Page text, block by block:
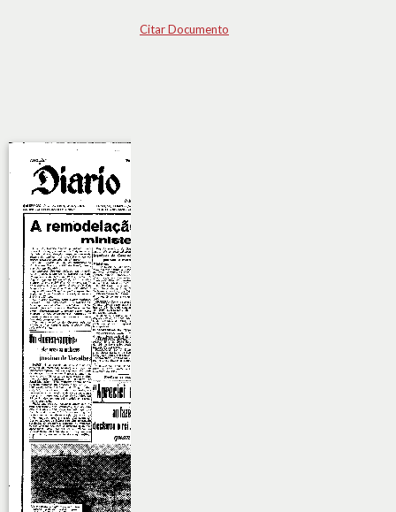
Citar Documento